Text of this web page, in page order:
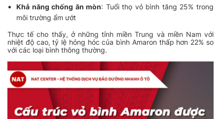
Khả năng chống ăn mòn: Tuổi thọ vỏ bình tăng 25% trong
môi trường ẩm ướt
Thực tế cho thấy, ở những tỉnh miền Trung và miền Nam với
nhiệt độ cao, tỷ lệ hỏng hóc của bình Amaron thấp hơn 22% so
với các loại bình thông thường.